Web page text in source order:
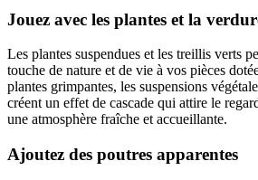
Jouez avec les plantes et la
Les plantes suspendues et les treillis verts
touche de nature et de vie à vos pièces
plantes grimpantes, les suspensions
créent un effet de cascade qui attire le
une atmosphère fraîche et accueillante.
Ajoutez des poutres apparentes